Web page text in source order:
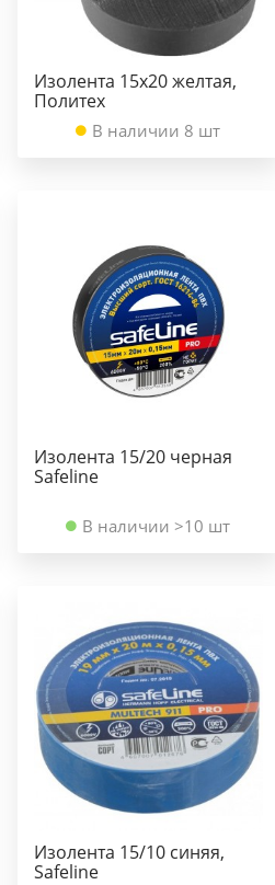
Изолента 15х20 желтая,
Политех
В наличии 8 шт
Изолента 15/20 черная
Safeline
В наличии >10 шт
Изолента 15/10 синяя,
Safeline